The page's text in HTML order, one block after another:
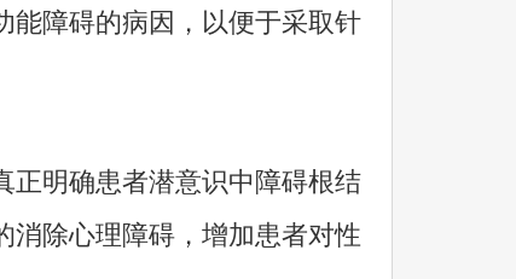
能障碍的病因，以便于采取针
明确患者潜意识中障碍根结
消除心理障碍，增加患者对性